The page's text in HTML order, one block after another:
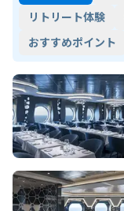
リトリート体験
おすすめポイント